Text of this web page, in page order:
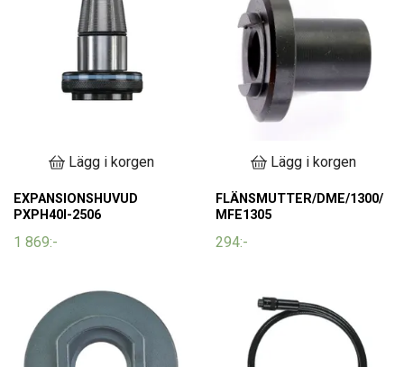
Lägg i korgen
EXPANSIONSHUVUD
PXPH40I-2506
1 869:-
Lägg i korgen
FLÄNSMUTTER/DME/1300/
MFE1305
294:-